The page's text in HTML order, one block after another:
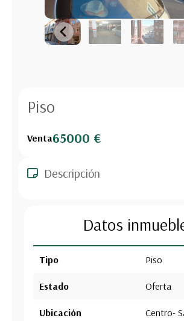
Piso
Venta65000 €
Descripción
Datos
Tipo Piso
Estado Oferta
Ubicación Centro-